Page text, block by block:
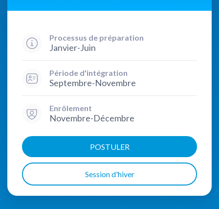
Processus de préparation
Janvier-Juin
Période d'intégration
Septembre-Novembre
Enrôlement
Novembre-Décembre
POSTULER
Session d'hiver